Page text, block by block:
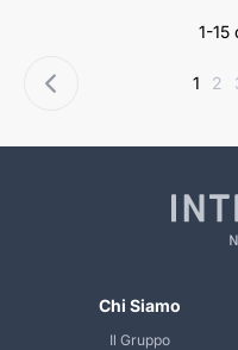
1-15
1 2
Chi Siamo
Il Gruppo